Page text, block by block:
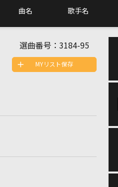
曲名 歌手名
選曲番号： 3184-95
MYリスト保存